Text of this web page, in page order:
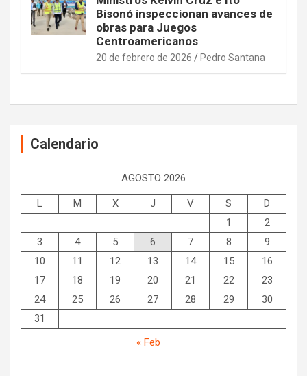
Bisonó inspeccionan avances de
obras para Juegos
Centroamericanos
20 de febrero de 2026 Pedro Santana
Calendario
AGOSTO 2026
L M X J V S
D
1
2
3
4 5 6 7 8
9
10
11 12 13 14 15
16
17
18 19 20 21 22
23
24
25 26 27 28 29
30
31
« Feb